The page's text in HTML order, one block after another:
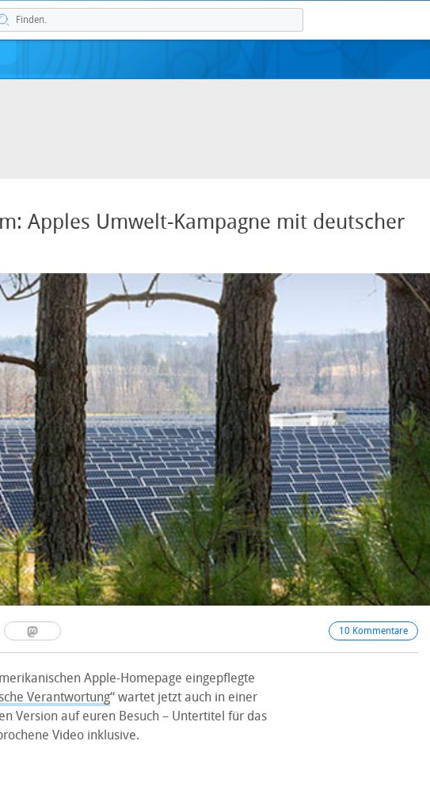
Apples Umwelt-Kampagne mit deutscher
10 Kommentare
Apple-Homepage eingepflegte
Verantwortung“ wartet jetzt auch in einer
Version auf euren Besuch – Untertitel für das
Video inklusive.